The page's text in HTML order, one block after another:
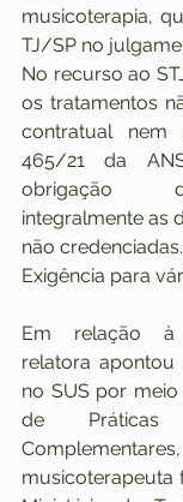
musicoterapia,
TJ/SP no
No recurso ao
os tratamentos
contratual nem
465/21 da
obrigação
integralmente as
não credenciadas.
Exigência para
Em relação à
relatora
no SUS por
de Práticas
musicoterapeuta